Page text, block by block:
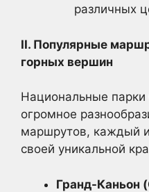
различных
II. Популярные
горных вершин
Национальные
огромное
маршрутов, каждый
своей уникальной
Гранд-Каньон